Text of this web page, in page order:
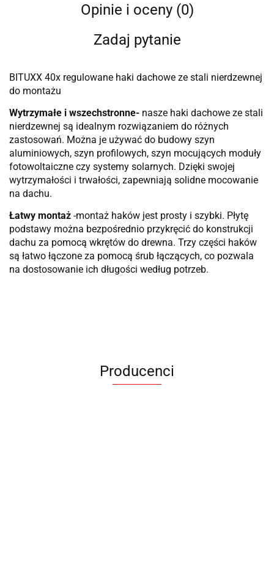
Opinie i oceny (0)
Zadaj pytanie
BITUXX 40x regulowane haki dachowe ze stali nierdzewnej
do montażu
Wytrzymałe i wszechstronne- nasze haki dachowe ze stali
nierdzewnej są idealnym rozwiązaniem do różnych
zastosowań. Można je używać do budowy szyn
aluminiowych, szyn profilowych, szyn mocujących moduły
fotowoltaiczne czy systemy solarnych. Dzięki swojej
wytrzymałości i trwałości, zapewniają solidne mocowanie
na dachu.
Łatwy montaż -montaż haków jest prosty i szybki. Płytę
podstawy można bezpośrednio przykręcić do konstrukcji
dachu za pomocą wkrętów do drewna. Trzy części haków
są łatwo łączone za pomocą śrub łączących, co pozwala
na dostosowanie ich długości według potrzeb.
Producenci